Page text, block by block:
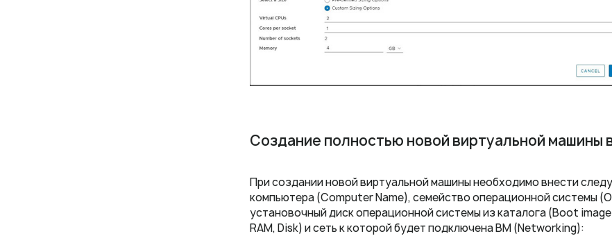
Создание полностью новой виртуальной машины
При создании новой виртуальной машины необходимо внести
компьютера (Computer Name), семейство операционной системы
установочный диск операционной системы из каталога (Boot
RAM, Disk) и сеть к которой будет подключена ВМ (Networking):